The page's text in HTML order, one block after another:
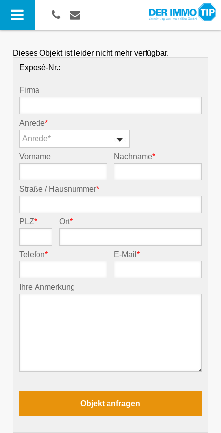
Dieses Objekt ist leider nicht mehr verfügbar.
Exposé-Nr.:
Firma
Anrede*
Anrede*
Vorname Nachname*
Straße / Hausnummer*
PLZ* Ort*
Telefon* E-Mail*
Ihre Anmerkung